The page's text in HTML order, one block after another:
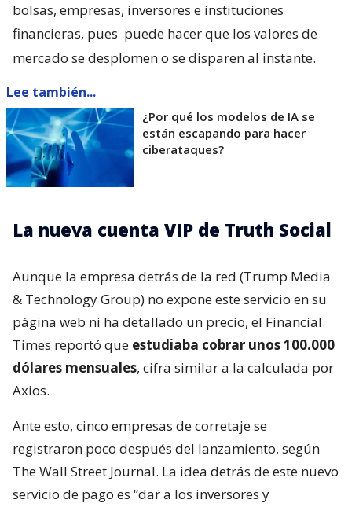
bolsas, empresas, inversores e instituciones
financieras, pues puede hacer que los valores de
mercado se desplomen o se disparen al instante.
Lee también...
¿Por qué los modelos de IA se
están escapando para hacer
ciberataques?
La nueva cuenta VIP de Truth Social
Aunque la empresa detrás de la red (Trump Media
& Technology Group) no expone este servicio en su
página web ni ha detallado un precio, el Financial
Times reportó que estudiaba cobrar unos 100.000
dólares mensuales, cifra similar a la calculada por
Axios.
Ante esto, cinco empresas de corretaje se
registraron poco después del lanzamiento, según
The Wall Street Journal. La idea detrás de este nuevo
servicio de pago es “dar a los inversores y